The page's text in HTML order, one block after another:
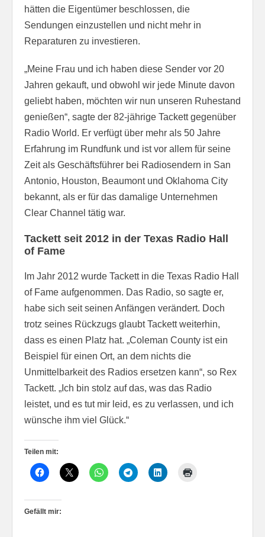
hätten die Eigentümer beschlossen, die
Sendungen einzustellen und nicht mehr in
Reparaturen zu investieren.
„Meine Frau und ich haben diese Sender vor 20
Jahren gekauft, und obwohl wir jede Minute davon
geliebt haben, möchten wir nun unseren Ruhestand
genießen“, sagte der 82-jährige Tackett gegenüber
Radio World. Er verfügt über mehr als 50 Jahre
Erfahrung im Rundfunk und ist vor allem für seine
Zeit als Geschäftsführer bei Radiosendern in San
Antonio, Houston, Beaumont und Oklahoma City
bekannt, als er für das damalige Unternehmen
Clear Channel tätig war.
Tackett seit 2012 in der Texas Radio Hall
of Fame
Im Jahr 2012 wurde Tackett in die Texas Radio Hall
of Fame aufgenommen. Das Radio, so sagte er,
habe sich seit seinen Anfängen verändert. Doch
trotz seines Rückzugs glaubt Tackett weiterhin,
dass es einen Platz hat. „Coleman County ist ein
Beispiel für einen Ort, an dem nichts die
Unmittelbarkeit des Radios ersetzen kann“, so Rex
Tackett. „Ich bin stolz auf das, was das Radio
leistet, und es tut mir leid, es zu verlassen, und ich
wünsche ihm viel Glück.“
Teilen mit:
Gefällt mir: